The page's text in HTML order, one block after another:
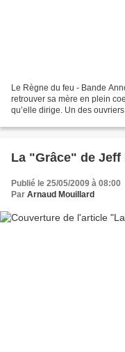
Le Règne du feu - Bande
retrouver sa mère en plein
qu’elle dirige. Un des
La "Grâce" de Jeff
Publié le 25/05/2009 à 08:00
Par Arnaud Mouillard